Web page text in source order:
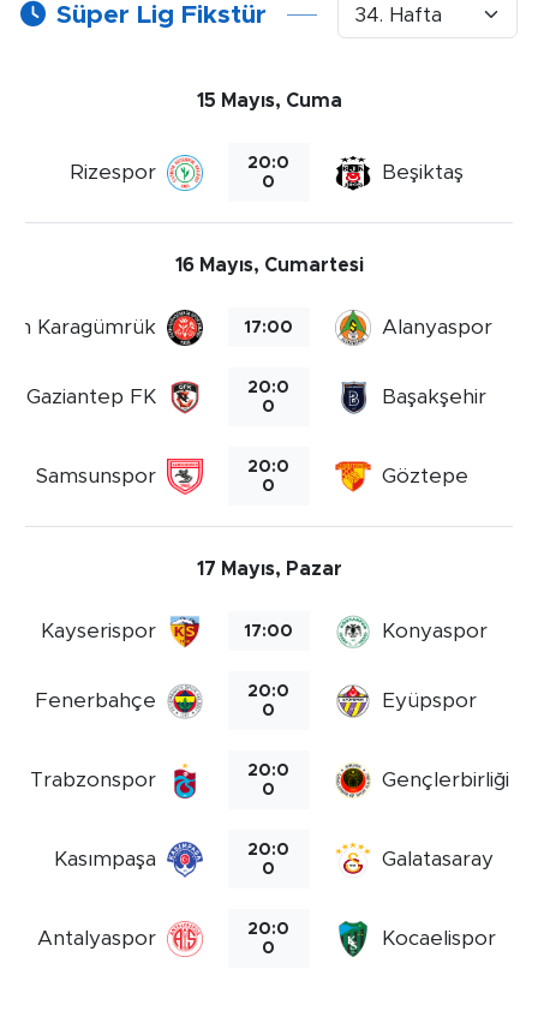
Süper Lig Fikstür
15 Mayıs, Cuma
Rizespor
20:0
0
Beşiktaş
16 Mayıs, Cumartesi
Karagümrük 17:00 Alanyaspor
Gaziantep FK
20:0
0
Başakşehir
Samsunspor
20:0
0
Göztepe
17 Mayıs, Pazar
Kayserispor 17:00 Konyaspor
Fenerbahçe
20:0
0
Eyüpspor
Trabzonspor
20:0
0
Gençlerbirliği
Kasımpaşa
20:0
0
Galatasaray
Antalyaspor
20:0
0
Kocaelispor